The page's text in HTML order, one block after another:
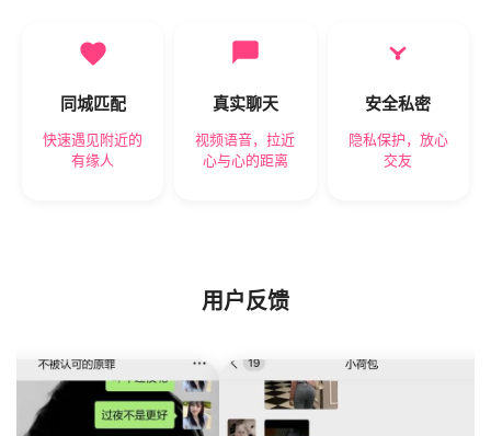
同城匹配
快速遇见附近的
有缘人
真实聊天
视频语音，拉近
心与心的距离
安全私密
隐私保护，放心
交友
用户反馈